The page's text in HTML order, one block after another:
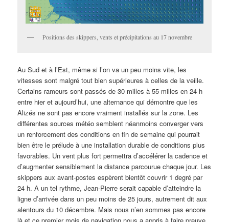
Positions des skippers, vents et précipitations au 17 novembre
Au Sud et à l’Est, même si l’on va un peu moins vite, les
vitesses sont malgré tout bien supérieures à celles de la veille.
Certains rameurs sont passés de 30 milles à 55 milles en 24 h
entre hier et aujourd’hui, une alternance qui démontre que les
Alizés ne sont pas encore vraiment installés sur la zone. Les
différentes sources météo semblent néanmoins converger vers
un renforcement des conditions en fin de semaine qui pourrait
bien être le prélude à une installation durable de conditions plus
favorables. Un vent plus fort permettra d’accélérer la cadence et
d’augmenter sensiblement la distance parcourue chaque jour. Les
skippers aux avant-postes espèrent bientôt couvrir 1 degré par
24 h. A un tel rythme, Jean-Pierre serait capable d’atteindre la
ligne d’arrivée dans un peu moins de 25 jours, autrement dit aux
alentours du 10 décembre. Mais nous n’en sommes pas encore
là et ce premier mois de navigation nous a appris à faire preuve